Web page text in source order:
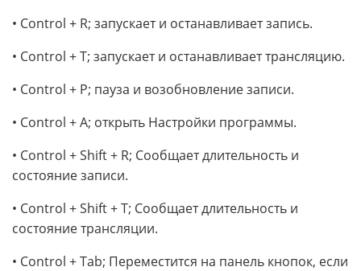
• Control + R; запускает и останавливает запись.
• Control + T; запускает и останавливает трансляцию.
• Control + P; пауза и возобновление записи.
• Control + A; открыть Настройки программы.
• Control + Shift + R; Сообщает длительность и
состояние записи.
• Control + Shift + T; Сообщает длительность и
состояние трансляции.
• Control + Tab; Переместится на панель кнопок, если